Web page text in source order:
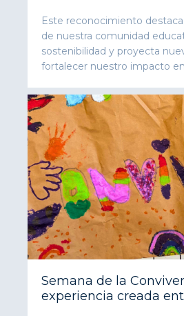
Este reconocimiento
de nuestra comunidad
sostenibilidad y proyecta
fortalecer nuestro impacto
Semana de la
experiencia creada